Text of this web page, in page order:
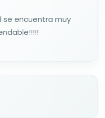
se encuentra muy